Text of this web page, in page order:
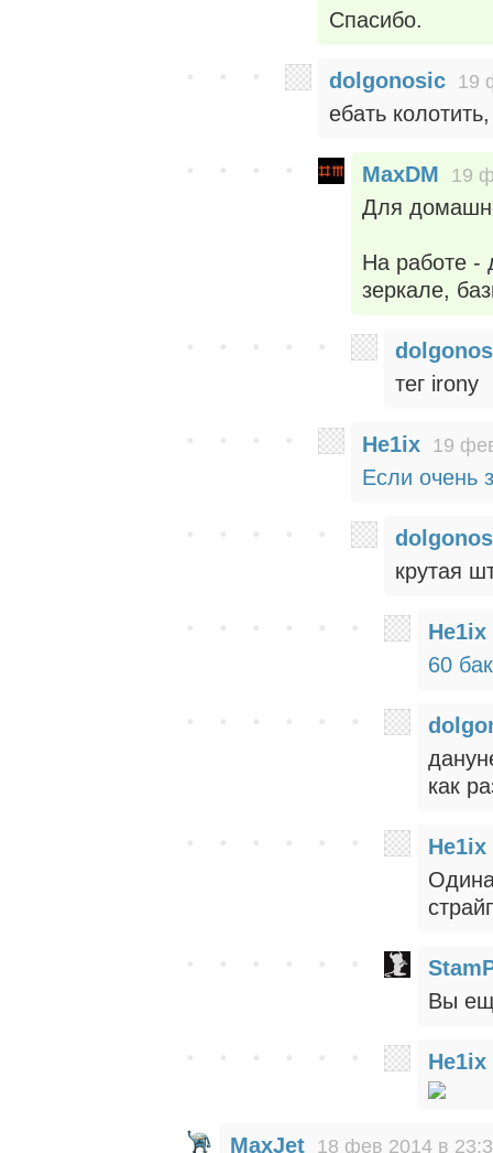
Спасибо.
dolgonosic 19
ебать
MaxDM 19
Для
На работе -
зеркале,
тег irony
He1ix 19
Если очень
крутая
He1ix
60
как
He1ix
Вы
He1ix
MaxJet 18 фев 2014 в